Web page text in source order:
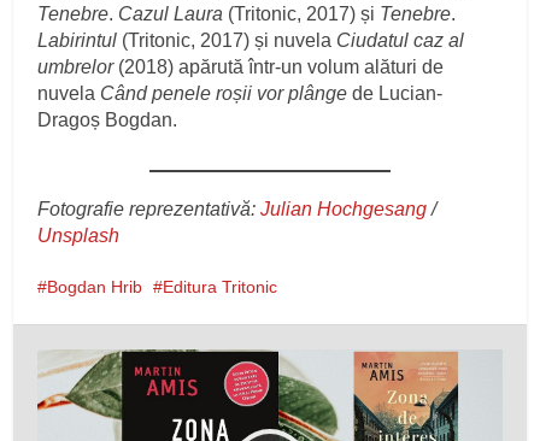
Tenebre. Cazul Laura (Tritonic, 2017) și Tenebre.
Labirintul (Tritonic, 2017) și nuvela Ciudatul caz al
umbrelor(2018) apărută într-un volum alături de
nuvela Când penele roșii vor plânge de Lucian-
Dragoș Bogdan.
Fotografie reprezentativă:Julian Hochgesang/
Unsplash
Bogdan Hrib Editura Tritonic